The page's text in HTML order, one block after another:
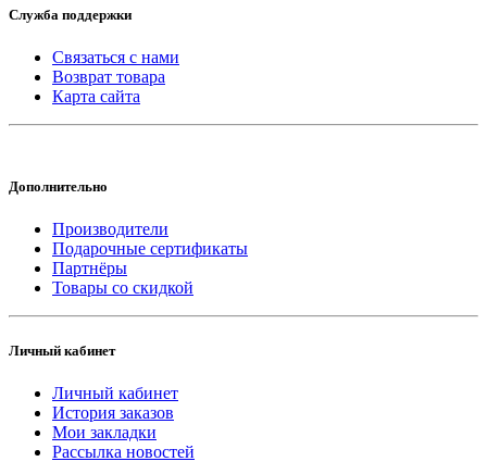
Служба поддержки
Связаться с нами
Возврат товара
Карта сайта
Дополнительно
Производители
Подарочные сертификаты
Партнёры
Товары со скидкой
Личный кабинет
Личный кабинет
История заказов
Мои закладки
Рассылка новостей